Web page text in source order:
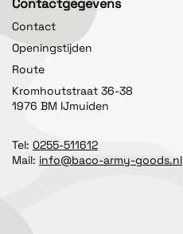
Contactgegevens
Contact
Openingstijden
Route
Kromhoutstraat 36-38
1976 BM IJmuiden
Tel: 0255-511612
Mail: info@baco-army-goods.nl